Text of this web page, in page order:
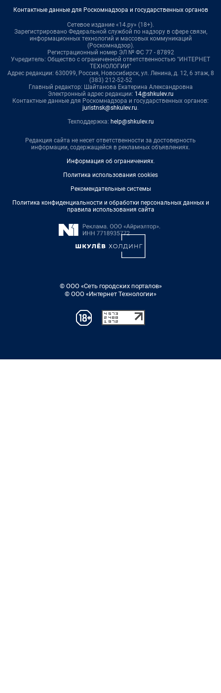
Контактные данные для Роскомнадзора и государственных органов
Сетевое издание «14.ру» (18+).
Зарегистрировано Федеральной службой по надзору в сфере связи,
информационных технологий и массовых коммуникаций
(Роскомнадзор).
Регистрационный номер ЭЛ № ФС 77 - 87892
Учредитель: Общество с ограниченной ответственностью "ИНТЕРНЕТ
ТЕХНОЛОГИИ"
Адрес редакции: 630099, Россия, Новосибирск, ул. Ленина, д. 12, 6 этаж, 8
(383) 212-52-52
Главный редактор: Шайтанова Екатерина Александровна
Электронный адрес редакции: 14@shkulev.ru
Контактные данные для Роскомнадзора и государственных органов:
juristnsk@shkulev.ru.
Техподдержка: help@shkulev.ru
Редакция сайта не несет ответственности за достоверность
информации, содержащейся в рекламных объявлениях.
Информация об ограничениях.
Политика использования cookies
Рекомендательные системы
Политика конфиденциальности и обработки персональных данных и
правила использования сайта
© ООО «Сеть городских порталов»
© ООО «Интернет Технологии»